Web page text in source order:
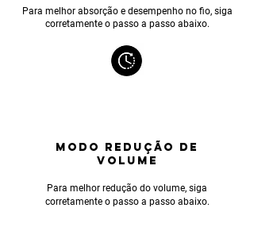
Para melhor absorção e desempenho no fio, siga
corretamente o passo a passo abaixo.
MODO REDUÇÃO DE
VOLUME
Para melhor redução do volume, siga
corretamente o passo a passo abaixo.